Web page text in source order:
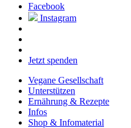
Facebook
Instagram
Jetzt spenden
Vegane Gesellschaft
Unterstützen
Ernährung & Rezepte
Infos
Shop & Infomaterial